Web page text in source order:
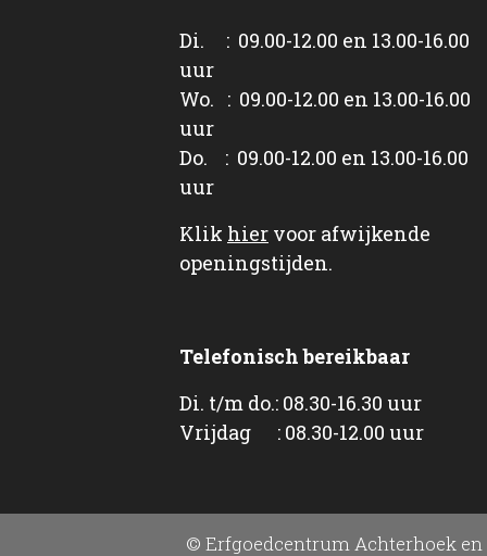
Di. : 09.00-12.00 en 13.00-16.00
uur
Wo. : 09.00-12.00 en 13.00-16.00
uur
Do. : 09.00-12.00 en 13.00-16.00
uur
Klik hier voor afwijkende
openingstijden.
Telefonisch bereikbaar
Di. t/m do.: 08.30-16.30 uur
Vrijdag : 08.30-12.00 uur
© Erfgoedcentrum Achterhoek en